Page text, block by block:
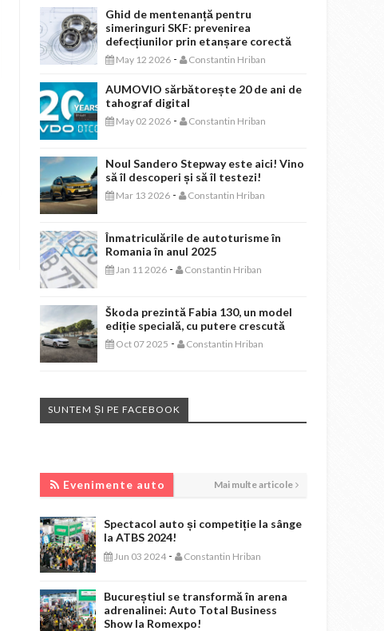
Ghid de mentenanță pentru
simeringuri SKF: prevenirea
defecțiunilor prin etanșare corectă
May 12 2026 - Constantin Hriban
AUMOVIO sărbătorește 20 de ani de
tahograf digital
May 02 2026 - Constantin Hriban
Noul Sandero Stepway este aici! Vino
să îl descoperi și să îl testezi!
Mar 13 2026 - Constantin Hriban
Înmatriculările de autoturisme în
Romania în anul 2025
Jan 11 2026 - Constantin Hriban
Škoda prezintă Fabia 130, un model
ediție specială, cu putere crescută
Oct 07 2025 - Constantin Hriban
SUNTEM ȘI PE FACEBOOK
Evenimente auto Mai multe articole
Spectacol auto și competiție la sânge
la ATBS 2024!
Jun 03 2024 - Constantin Hriban
Bucureștiul se transformă în arena
adrenalinei: Auto Total Business
Show la Romexpo!